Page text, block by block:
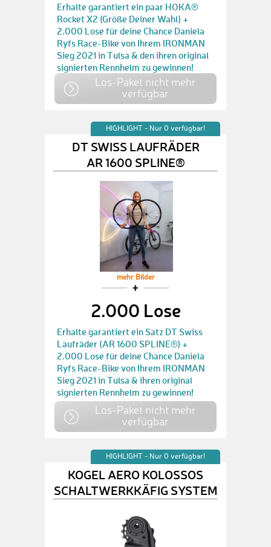
Erhalte garantiert ein paar HOKA®
Rocket X2 (Größe Deiner Wahl) +
2.000 Lose für deine Chance Daniela
Ryfs Race-Bike von Ihrem IRONMAN
Sieg 2021 in Tulsa & den ihren original
signierten Rennhelm zu gewinnen!
Los-Paket nicht mehr
verfügbar
HIGHLIGHT - Nur 0 verfügbar!
DT SWISS LAUFRÄDER
AR 1600 SPLINE®
mehr Bilder
2.000 Lose
Erhalte garantiert ein Satz DT Swiss
Laufräder (AR 1600 SPLINE®) +
2.000 Lose für deine Chance Daniela
Ryfs Race-Bike von Ihrem IRONMAN
Sieg 2021 in Tulsa & ihren original
signierten Rennhelm zu gewinnen!
Los-Paket nicht mehr
verfügbar
HIGHLIGHT - Nur 0 verfügbar!
KOGEL AERO KOLOSSOS
SCHALTWERKKÄFIG SYSTEM